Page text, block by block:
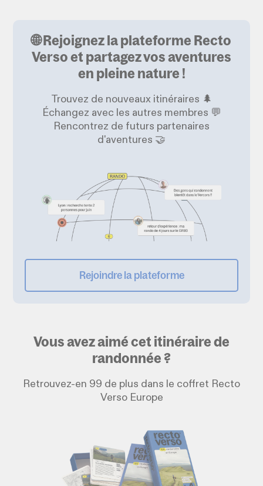
🌐 Rejoignez la plateforme Recto
Verso et partagez vos aventures
en pleine nature !
Trouvez de nouveaux itinéraires 🌲
Échangez avec les autres membres 💬
Rencontrez de futurs partenaires
d'aventures 🤝
Rejoindre la plateforme
Vous avez aimé cet itinéraire de
randonnée ?
Retrouvez-en 99 de plus dans le coffret Recto
Verso Europe